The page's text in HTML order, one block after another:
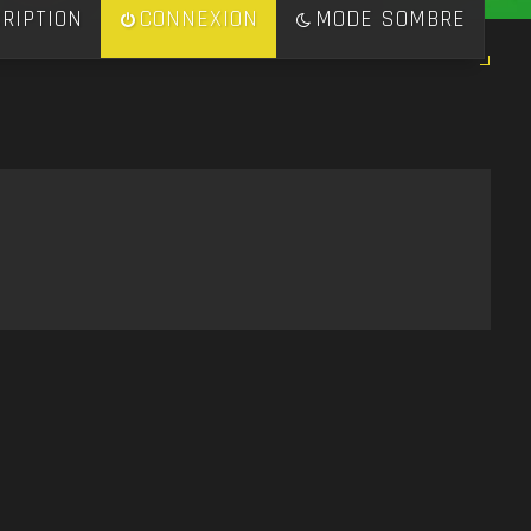
MODE SOMBRE
CONNEXION